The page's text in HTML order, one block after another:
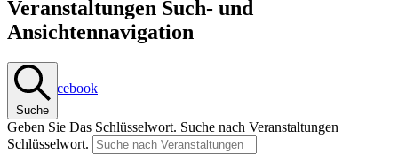
Facebook
Veranstaltungen Such- und
Ansichtennavigation
Suche
Geben Sie Das Schlüsselwort. Suche nach Veranstaltungen
Schlüsselwort.